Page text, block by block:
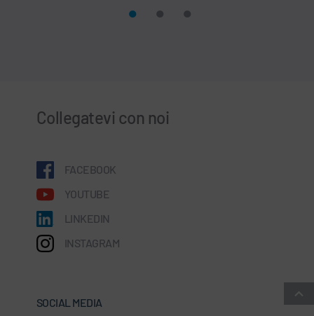
Collegatevi con noi
FACEBOOK
YOUTUBE
LINKEDIN
INSTAGRAM
SOCIAL MEDIA